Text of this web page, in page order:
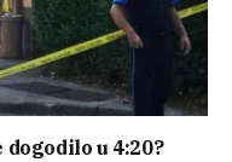
dogodilo u 4:20?